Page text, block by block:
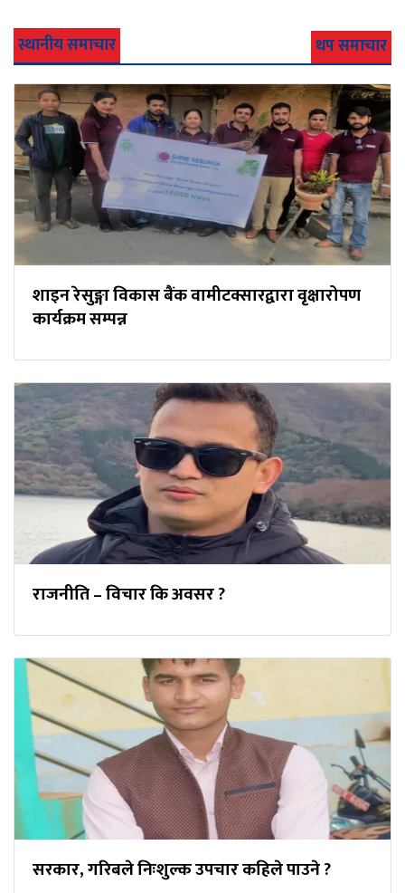
स्थानीय समाचार थप समाचार
शाइन रेसुङ्गा विकास बैंक वामीटक्सारद्वारा वृक्षारोपण
कार्यक्रम सम्पन्न
राजनीति – विचार कि अवसर ?
सरकार, गरिबले निःशुल्क उपचार कहिले पाउने ?